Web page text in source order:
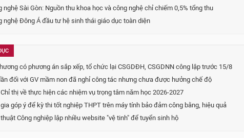
nghệ Sài Gòn: Nguồn thu khoa học và công nghệ chỉ chiếm 0,5% tổng thu
nghệ Đông Á đầu tư hệ sinh thái giáo dục toàn diện
có phương án sắp xếp, tổ chức lại CSGDĐH, CSGDNN công lập trước 15/8
đối với GV mầm non đã nghỉ công tác nhưng chưa được hưởng chế độ
thị về thực hiện các nhiệm vụ trọng tâm năm học 2026-2027
góp ý để kỳ thi tốt nghiệp THPT trên máy tính bảo đảm công bằng, hiệu quả
Công nghiệp lập nhiều website "vệ tinh" để tuyển sinh hộ